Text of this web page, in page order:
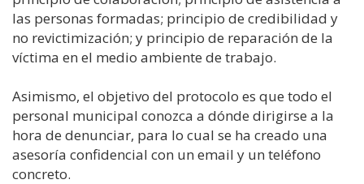
las personas formadas; principio de credibilidad y
no revictimización; y principio de reparación de la
víctima en el medio ambiente de trabajo.
Asimismo, el objetivo del protocolo es que todo el
personal municipal conozca a dónde dirigirse a la
hora de denunciar, para lo cual se ha creado una
asesoría confidencial con un email y un teléfono
concreto.